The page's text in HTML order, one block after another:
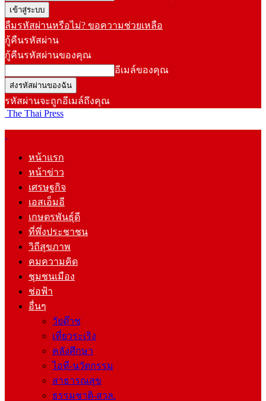
ลืมรหัสผ่านหรือไม่? ขอความช่วยเหลือ
กู้คืนรหัสผ่าน
กู้คืนรหัสผ่านของคุณ
อีเมล์ของคุณ
รหัสผ่านจะถูกอีเมล์ถึงคุณ
The Thai Press
หน้าแรก
หน้าข่าว
เศรษฐกิจ
เอสเอ็มอี
เกษตรพันธุ์ดี
ที่พึ่งประชาชน
วิถีสุขภาพ
คมความคิด
ชุมชนเมือง
ช่อฟ้า
อื่นๆ
วัยต๊าช
เที่ยวระเริง
คลังศึกษา
ไอที-นวัตกรรม
สาธารณสุข
ธรรมชาติ-สวล.